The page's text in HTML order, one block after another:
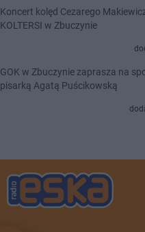
Koncert kolęd Cezarego
KOLTERSI w Zbuczynie
GOK w Zbuczynie zaprasza na
pisarką Agatą Puścikowską